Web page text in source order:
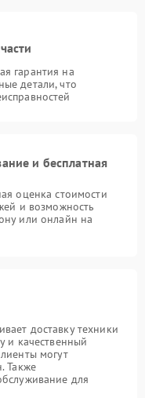
гарантия на
детали, что
и бесплатная
оценка стоимости
и возможность
или онлайн на
доставку техники
и качественный
могут
Также
для